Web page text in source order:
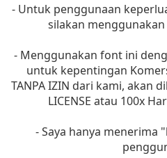
- Untuk penggunaan
silakan menggunakan
- Menggunakan font ini
untuk kepentingan
TANPA IZIN dari kami, akan
LICENSE atau 100x
- Saya hanya menerima